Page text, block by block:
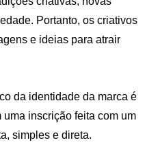
Portanto, os criativos
e ideias para atrair
da identidade da marca é
inscrição feita com um
simples e direta.